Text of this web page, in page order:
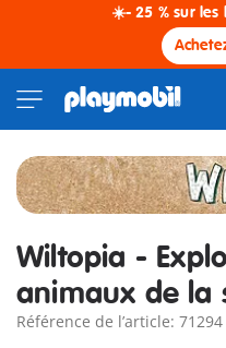
☀️- 25 % sur
Wiltopia -
animaux de la
Référence de l’article: 71294